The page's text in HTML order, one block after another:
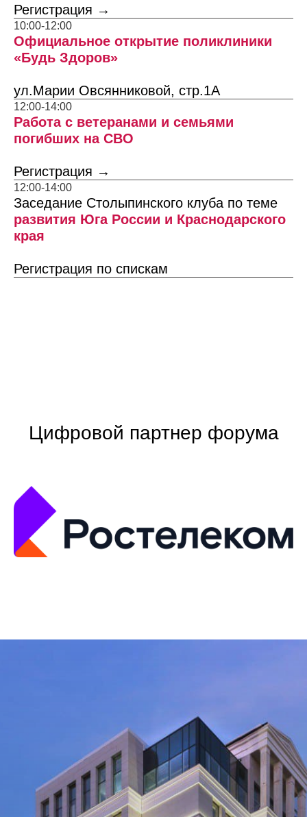
Регистрация →
10:00-12:00
Официальное открытие поликлиники
«Будь Здоров»
ул.Марии Овсянниковой, стр.1А
12:00-14:00
Работа с ветеранами и семьями
погибших на СВО
Регистрация →
12:00-14:00
Заседание Столыпинского клуба по теме
развития Юга России и Краснодарского
края
Регистрация по спискам
Цифровой партнер форума